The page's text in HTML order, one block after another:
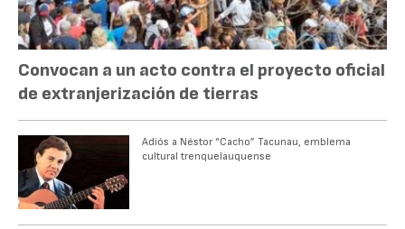
Convocan a un acto contra el proyecto oficial
de extranjerización de tierras
Adiós a Néstor “Cacho” Tacunau, emblema
cultural trenquelauquense